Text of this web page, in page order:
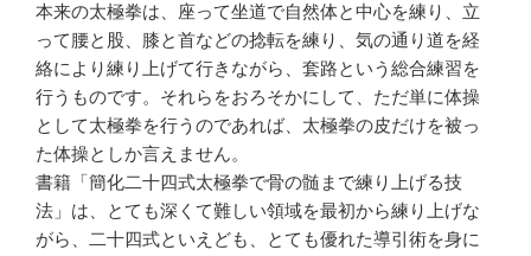
本来の太極拳は、座って坐道で自然体と中心を練り、立
って腰と股、膝と首などの捻転を練り、気の通り道を経
絡により練り上げて行きながら、套路という総合練習を
行うものです。それらをおろそかにして、ただ単に体操
として太極拳を行うのであれば、太極拳の皮だけを被っ
た体操としか言えません。
書籍「簡化二十四式太極拳で骨の髄まで練り上げる技
法」は、とても深くて難しい領域を最初から練り上げな
がら、二十四式といえども、とても優れた導引術を身に